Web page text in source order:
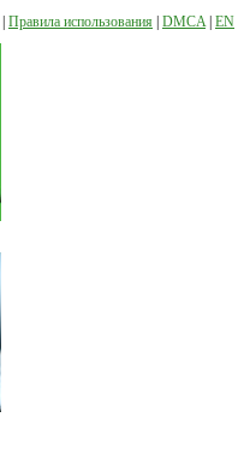
Правила использования DMCA EN